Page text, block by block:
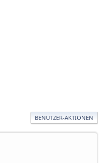
BENUTZER-AKTIONEN